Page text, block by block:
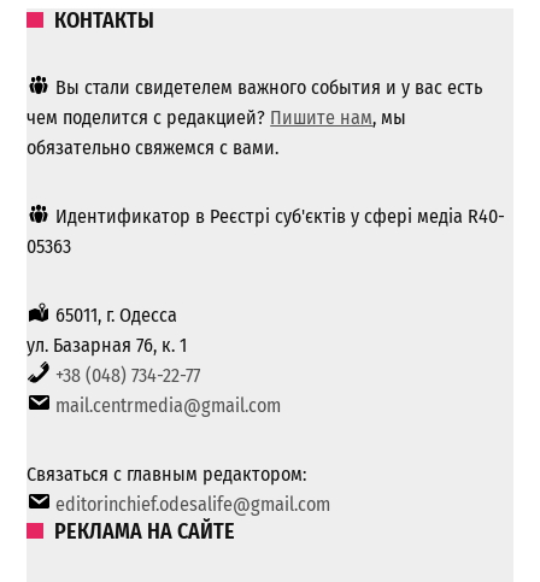
КОНТАКТЫ
Вы стали свидетелем важного события и у вас есть
чем поделится с редакцией? Пишите нам, мы
обязательно свяжемся с вами.
Идентификатор в Реєстрі суб'єктів у сфері медіа R40-
05363
65011, г. Одесса
ул. Базарная 76, к. 1
+38 (048) 734-22-77
mail.centrmedia@gmail.com
Связаться с главным редактором:
editorinchief.odesalife@gmail.com
РЕКЛАМА НА САЙТЕ